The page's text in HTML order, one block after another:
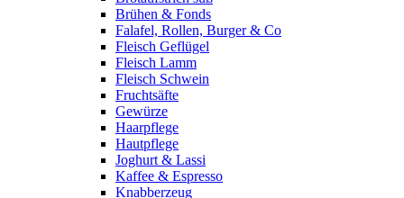
Brühen & Fonds
Falafel, Rollen, Burger & Co
Fleisch Geflügel
Fleisch Lamm
Fleisch Schwein
Fruchtsäfte
Gewürze
Haarpflege
Hautpflege
Joghurt & Lassi
Kaffee & Espresso
Knabberzeug